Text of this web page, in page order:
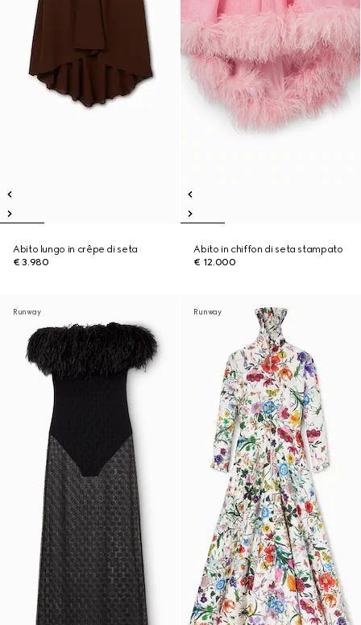
Abito lungo in crêpe di seta
€ 3.980
Abito in chiffon di seta stampato
€ 12.000
Runway Runway